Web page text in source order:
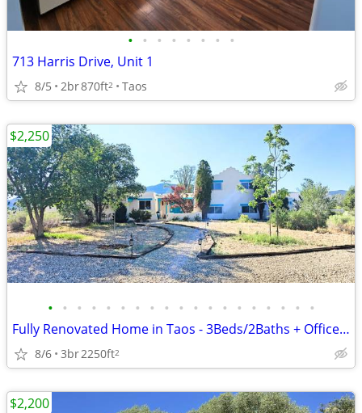
• • • • • • • •
713 Harris Drive, Unit 1
8/5 2br870ft2 Taos
• • • • • • • • • • • • • • • • • • •
Fully Renovated Home in Taos - 3Beds/2Baths + Office. 2,250 SqFt, All
8/6 3br2250ft2
$2,250
$2,200